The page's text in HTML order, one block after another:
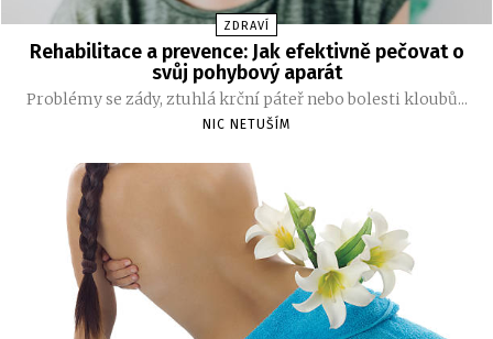
ZDRAVÍ
Rehabilitace a prevence: Jak efektivně pečovat o
svůj pohybový aparát
Problémy se zády, ztuhlá krční páteř nebo bolesti kloubů...
NIC NETUŠÍM